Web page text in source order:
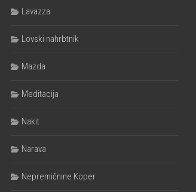
Lavazza
Lovski nahrbtnik
Mazda
Meditacija
Nakit
Narava
Nepremičnine Koper